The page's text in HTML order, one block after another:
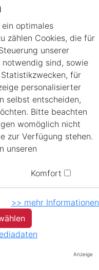
optimales
zählen Cookies, die für
unserer
notwendig sind, sowie
für
personalisierter
selbst entscheiden,
Bitte beachten
womöglich nicht
zur Verfügung stehen.
unseren
Komfort
>> mehr Informationen
Anzeige